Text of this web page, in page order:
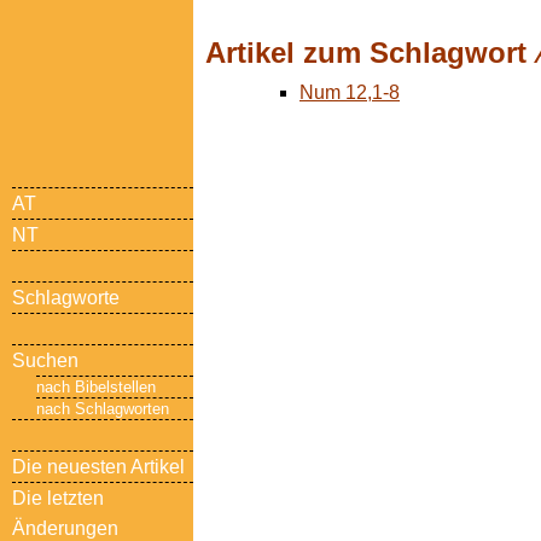
Artikel zum Schlagwort
Num 12,1-8
AT
NT
Schlagworte
Suchen
nach Bibelstellen
nach Schlagworten
Die neuesten Artikel
Die letzten
Änderungen